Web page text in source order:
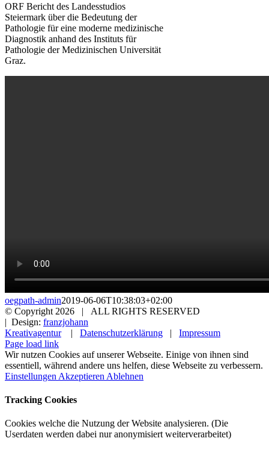
ORF Bericht des Landesstudios
Steiermark über die Bedeutung der
Pathologie für eine moderne medizinische
Diagnostik anhand des Instituts für
Pathologie der Medizinischen Universität
Graz.
oegpath-admin2019-06-06T10:38:03+02:00
© Copyright 2026 | ALL RIGHTS RESERVED
| Design: franzjohann
Kreativagentur| Datenschutzerklärung | Impressum
Page load link
Wir nutzen Cookies auf unserer Webseite. Einige von ihnen sind
essentiell, während andere uns helfen, diese Webseite zu verbessern.
Einstellungen Akzeptieren Ablehnen
Tracking Cookies
Cookies welche die Nutzung der Website analysieren. (Die
Userdaten werden dabei nur anonymisiert weiterverarbeitet)